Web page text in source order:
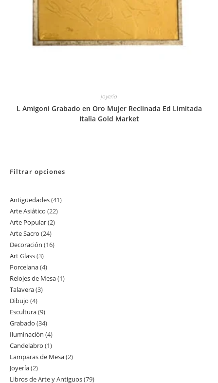
Joyería
L Amigoni Grabado en Oro Mujer Reclinada Ed Limitada
Italia Gold Market
Filtrar opciones
Antigüedades 4141
Arte Asiático 2222
Arte Popular 22
Arte Sacro 2424
productos
Decoración 1616
Art Glass 33
productos
Porcelana 44
productos
Relojes de Mesa 11
Talavera 33
Dibujo 44
productos
Escultura 99
productos
Grabado 3434
productos
Iluminación 44
productos
Candelabro 11
producto
Lamparas de Mesa 22
Joyería 22
productos
Libros de Arte y Antiguos 7979